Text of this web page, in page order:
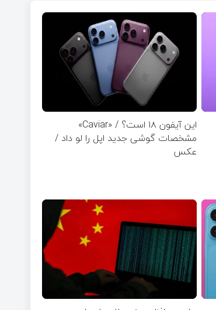
این آیفون ۱۸ است؟ / «Caviar»
مشخصات گوشی جدید اپل را لو داد /
عکس